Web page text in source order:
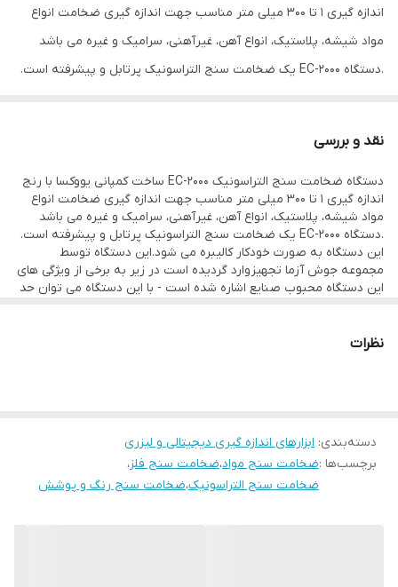
اقلام همراه
پراب نرمال TR با قطر 10 میلی متر و فرکانس 5
اندازه گیری 1 تا 300 میلی متر مناسب جهت اندازه گیری ضخامت انواع
مواد شیشه، پلاستیک، انواع آهن، غیرآهنی، سرامیک و غیره می باشد
.دستگاه EC-2000 یک ضخامت سنج التراسونیک پرتابل و پیشرفته است.
این دستگاه محبوب صنایع اشاره شده است - با این دستگاه می توان حد
بالا و حد پایین داده ها را اندازه گیری کرد و به آلارم عبور ضخامت از
حدود تعیین شده و سیستم هشدار باتری ضعیف مجهز است-دقت
دستگاه 0.01 و بسیار بالاست که نشان دهنده درصد خطای بسیار ضعیف
در خوانش ضخامت فلزات است-تا 100 داده را می توان در دستگاه ذخیره
کرد. دارای پراب استاندارد MHz 5 با قطر 10 mm میباشد . قابلیت نمایش
پیوسته و نقطه ای دارد .
نقد و بررسی
دستگاه ضخامت سنج التراسونیک EC-2000 ساخت کمپانی یووکسا با رنج
اندازه گیری 1 تا 300 میلی متر مناسب جهت اندازه گیری ضخامت انواع
مواد شیشه، پلاستیک، انواع آهن، غیرآهنی، سرامیک و غیره می باشد
.دستگاه EC-2000 یک ضخامت سنج التراسونیک پرتابل و پیشرفته است.
این دستگاه به صورت خودکار کالیبره می شود.این دستگاه توسط
مجموعه جوش آزما تجهیز وارد گردیده است در زیر به برخی از ویژگی های
این دستگاه محبوب صنایع اشاره شده است - با این دستگاه می توان حد
نظرات
دسته‌بندی: ابزارهای اندازه گیری دیجیتالی و لیزری
برچسب‌ها :ضخامت سنج مواد،ضخامت سنج فلز،
ضخامت سنج التراسونیک،ضخامت سنج رنگ و پوشش